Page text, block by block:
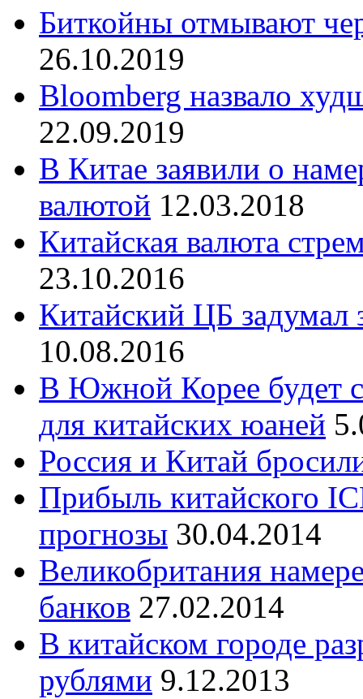
Биткойны отмывают
26.10.2019
Bloomberg назвало
22.09.2019
В Китае заявили о
валютой 12.03.2018
Китайская валюта
23.10.2016
Китайский ЦБ задумал
10.08.2016
В Южной Корее будет
для китайских юаней
Россия и Китай
Прибыль китайского
прогнозы 30.04.2014
Великобритания
банков 27.02.2014
В китайском городе
рублями 9.12.2013